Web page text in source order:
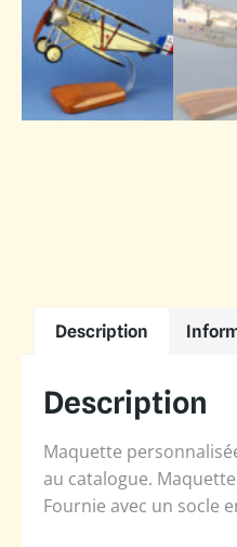
Description
Description
Maquette
au catalogue.
Fournie avec un socle